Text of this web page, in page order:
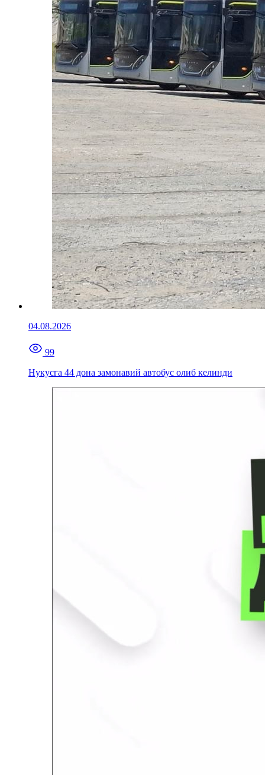
04.08.2026
99
Нукусга 44 дона замонавий автобус олиб келинди